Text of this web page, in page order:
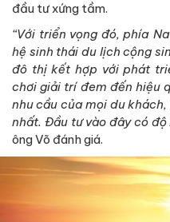
đầu tư xứng tầm.
“Với triển vọng đó, phía
hệ sinh thái du lịch cộng
đô thị kết hợp với phát
chơi giải trí đem đến hiệu
nhu cầu của mọi du
nhất. Đầu tư vào đây có
ông Võ đánh giá.